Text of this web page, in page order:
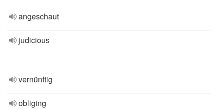
angeschaut
judicious
vernünftig
obliging